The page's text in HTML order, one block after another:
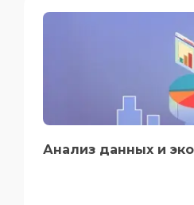
Анализ данных и